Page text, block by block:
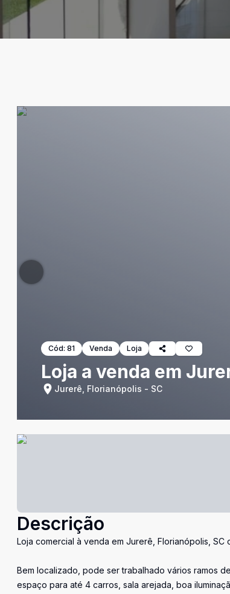
Cód: 81 Venda Loja
Loja a venda em
Jurerê, Florianópolis - SC
Descrição
Loja comercial à venda em Jurerê, Florianópolis, SC
Bem localizado, pode ser trabalhado vários ramos
espaço para até 4 carros, sala arejada, boa